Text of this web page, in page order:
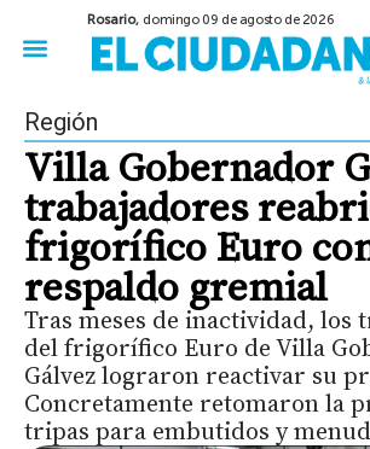
Rosario, domingo 09 de agosto de 2026
Región
Villa Gobernador
trabajadores
frigorífico Euro
respaldo gremial
Tras meses de inactividad, los
del frigorífico Euro de Villa
Gálvez lograron reactivar su
Concretamente retomaron la
tripas para embutidos y